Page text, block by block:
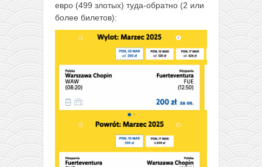
евро (499 злотых) туда-обратно (2 или
более билетов):